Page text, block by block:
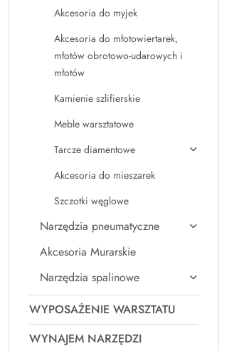
Akcesoria do myjek
Akcesoria do młotowiertarek,
młotów obrotowo-udarowych i
młotów
Kamienie szlifierskie
Meble warsztatowe
Tarcze diamentowe
Akcesoria do mieszarek
Szczotki węglowe
Narzędzia pneumatyczne
Akcesoria Murarskie
Narzędzia spalinowe
WYPOSAŻENIE WARSZTATU
WYNAJEM NARZĘDZI